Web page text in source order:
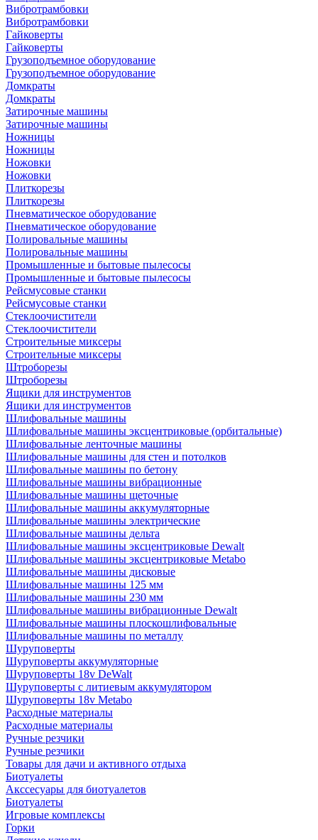
Вибротрамбовки
Вибротрамбовки
Гайковерты
Гайковерты
Грузоподъемное оборудование
Грузоподъемное оборудование
Домкраты
Домкраты
Затирочные машины
Затирочные машины
Ножницы
Ножницы
Ножовки
Ножовки
Плиткорезы
Плиткорезы
Пневматическое оборудование
Пневматическое оборудование
Полировальные машины
Полировальные машины
Промышленные и бытовые пылесосы
Промышленные и бытовые пылесосы
Рейсмусовые станки
Рейсмусовые станки
Стеклоочистители
Стеклоочистители
Строительные миксеры
Строительные миксеры
Штроборезы
Штроборезы
Ящики для инструментов
Ящики для инструментов
Шлифовальные машины
Шлифовальные машины эксцентриковые (орбитальные)
Шлифовальные ленточные машины
Шлифовальные машины для стен и потолков
Шлифовальные машины по бетону
Шлифовальные машины вибрационные
Шлифовальные машины щеточные
Шлифовальные машины аккумуляторные
Шлифовальные машины электрические
Шлифовальные машины дельта
Шлифовальные машины эксцентриковые Dewalt
Шлифовальные машины эксцентриковые Metabo
Шлифовальные машины дисковые
Шлифовальные машины 125 мм
Шлифовальные машины 230 мм
Шлифовальные машины вибрационные Dewalt
Шлифовальные машины плоскошлифовальные
Шлифовальные машины по металлу
Шуруповерты
Шуруповерты аккумуляторные
Шуруповерты 18v DeWalt
Шуруповерты с литиевым аккумулятором
Шуруповерты 18v Metabo
Расходные материалы
Расходные материалы
Ручные резчики
Ручные резчики
Товары для дачи и активного отдыха
Биотуалеты
Акссесуары для биотуалетов
Биотуалеты
Игровые комплексы
Горки